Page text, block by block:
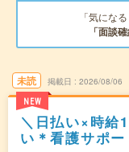
「気にな
「面談確
未読
NEW
掲載日 2026/08/06
＼日払い×時給
い＊看護サポー